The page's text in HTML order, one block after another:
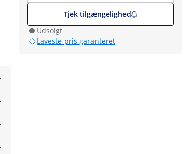
Tjek tilgængelighed
Udsolgt
Laveste pris garanteret